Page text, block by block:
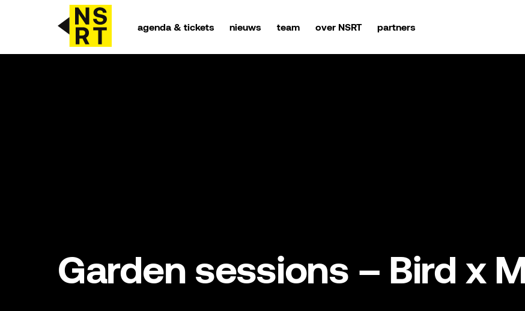
agenda & tickets nieuws team over NSRT partners
Garden sessions – Bird x